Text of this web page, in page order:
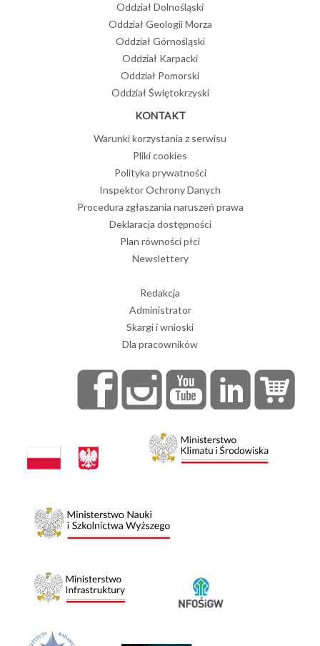
Oddział Dolnośląski
Oddział Geologii Morza
Oddział Górnośląski
Oddział Karpacki
Oddział Pomorski
Oddział Świętokrzyski
KONTAKT
Warunki korzystania z serwisu
Pliki cookies
Polityka prywatności
Inspektor Ochrony Danych
Procedura zgłaszania naruszeń prawa
Deklaracja dostępności
Plan równości płci
Newslettery
Redakcja
Administrator
Skargi i wnioski
Dla pracowników